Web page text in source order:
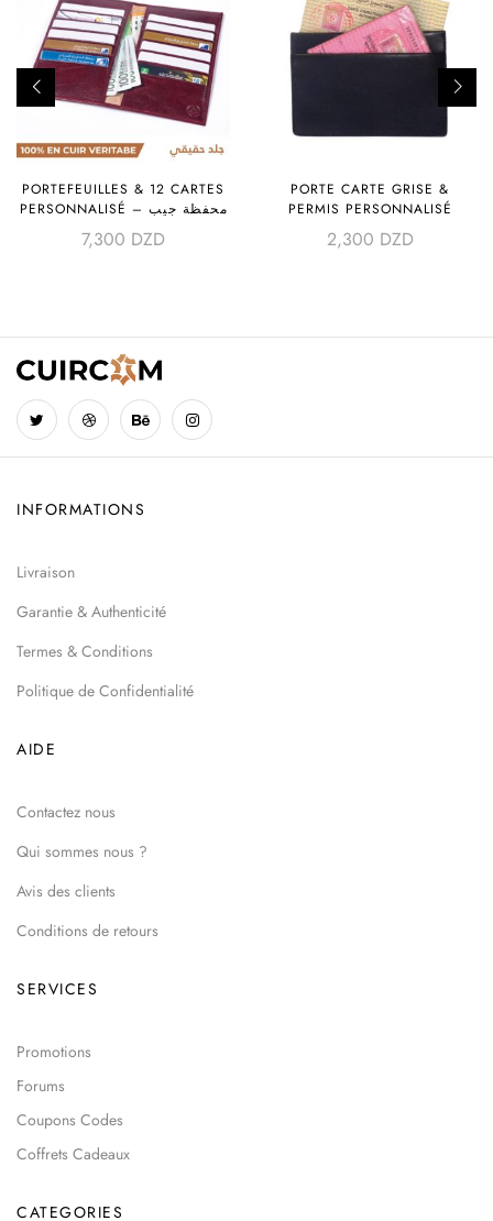
PORTEFEUILLES & 12 CARTES
PERSONNALISÉ – محفظة جيب
7,300 DZD
PORTE CARTE GRISE &
PERMIS PERSONNALISÉ
2,300 DZD
INFORMATIONS
Livraison
Garantie & Authenticité
Termes & Conditions
Politique de Confidentialité
AIDE
Contactez nous
Qui sommes nous ?
Avis des clients
Conditions de retours
SERVICES
Promotions
Forums
Coupons Codes
Coffrets Cadeaux
CATEGORIES